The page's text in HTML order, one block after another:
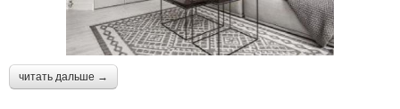
читать дальше →